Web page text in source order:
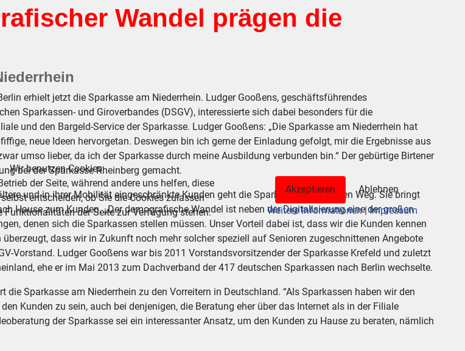
Wandel prägen die
erhielt jetzt die Sparkasse am Niederrhein. Ludger Gooßens, geschäftsführendes
Sparkassen- und Giroverbandes (DSGV), interessierte sich dabei besonders für die
und den Bargeld-Service der Sparkasse. Ludger Gooßens: „Die Sparkasse am Niederrhein hat
neue Ideen hervorgetan. Deswegen bin ich gerne der Einladung gefolgt, mir die Ergebnisse aus
umso lieber, da ich der Sparkasse durch meine Ausbildung verbunden bin.“ Der gebürtige Birtener
bei der Sparkasse Rheinberg gemacht.
und in ihrer Mobilität eingeschränkte Kunden geht die Sparkasse einen neuen Weg. Sie bringt
Hause zum Kunden. „Der demografische Wandel ist neben der Digitalisierung eine der großen
denen sich die Sparkassen stellen müssen. Unser Vorteil dabei ist, dass wir die Kunden kennen
überzeugt, dass wir in Zukunft noch mehr solcher speziell auf Senioren zugeschnittenen Angebote
Vorstand. Ludger Gooßens war bis 2011 Vorstandsvorsitzender der Sparkasse Krefeld und zuletzt
ehe er im Mai 2013 zum Dachverband der 417 deutschen Sparkassen nach Berlin wechselte.
die Sparkasse am Niederrhein zu den Vorreitern in Deutschland. “Als Sparkassen haben wir den
Kunden zu sein, auch bei denjenigen, die Beratung eher über das Internet als in der Filiale
der Sparkasse sei ein interessanter Ansatz, um den Kunden zu Hause zu beraten, nämlich
Wir benutzen Cookies
der Seite, während andere uns helfen, diese
entscheiden, ob Sie die Cookies zulassen
der Seite zur Verfügung stehen.
Akzeptieren
Ablehnen
Weitere Informationen|Impressum